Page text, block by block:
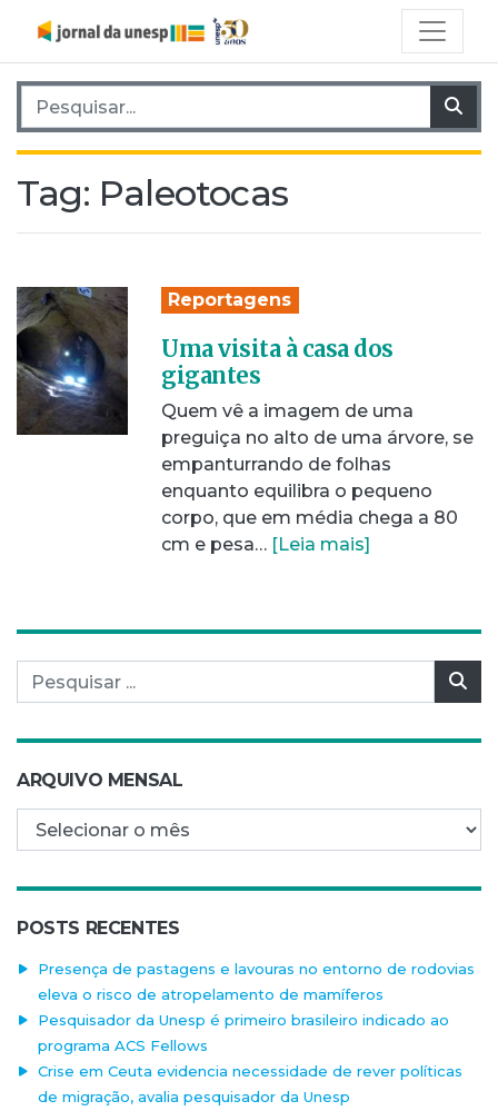
Pesquisar por:
Tag: Paleotocas
Reportagens
Uma visita à casa dos
gigantes
Quem vê a imagem de uma
preguiça no alto de uma árvore, se
empanturrando de folhas
enquanto equilibra o pequeno
corpo, que em média chega a 80
cm e pesa… [Leia mais]
Pesquisar por:
ARQUIVO MENSAL
Arquivo mensal
POSTS RECENTES
Presença de pastagens e lavouras no entorno de rodovias
eleva o risco de atropelamento de mamíferos
Pesquisador da Unesp é primeiro brasileiro indicado ao
programa ACS Fellows
Crise em Ceuta evidencia necessidade de rever políticas
de migração, avalia pesquisador da Unesp